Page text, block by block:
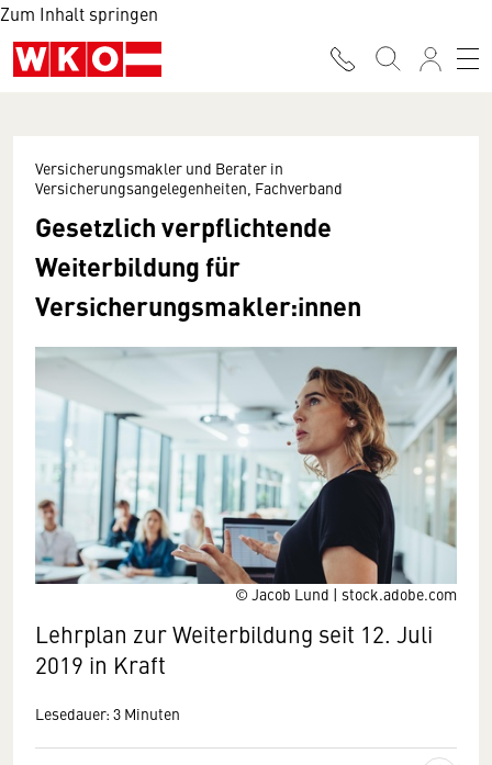
Zum Inhalt springen
© Jacob Lund | stock.adobe.com
Versicherungsmakler und Berater in
Versicherungsangelegenheiten, Fachverband
Gesetzlich verpflichtende
Weiterbildung für
Versicherungsmakler:innen
Lehrplan zur Weiterbildung seit 12. Juli
2019 in Kraft
Lesedauer: 3 Minuten